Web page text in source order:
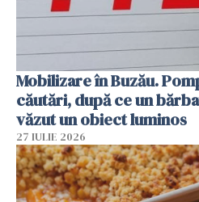
Mobilizare în Buzău.
căutări, după ce un
văzut un obiect luminos
27 IULIE 2026